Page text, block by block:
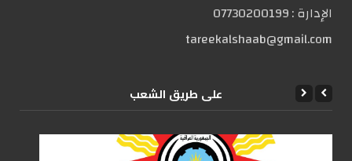
الإدارة :07730200199
tareekalshaab@gmail.com
علی طریق الشعب